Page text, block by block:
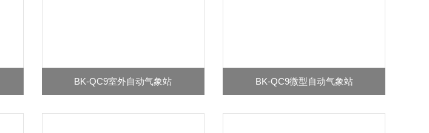
BK-QC9室外自动气象站 BK-QC9微型自动气象站